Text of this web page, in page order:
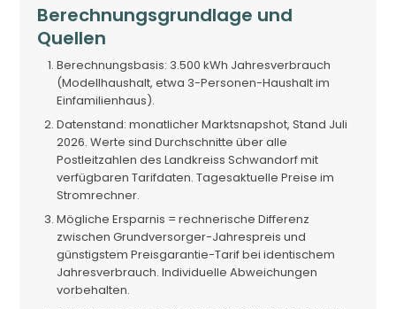
Berechnungsgrundlage und
Quellen
Berechnungsbasis: 3.500 kWh Jahresverbrauch
(Modellhaushalt, etwa 3-Personen-Haushalt im
Einfamilienhaus).
Datenstand: monatlicher Marktsnapshot, Stand Juli
2026. Werte sind Durchschnitte über alle
Postleitzahlen des Landkreiss Schwandorf mit
verfügbaren Tarifdaten. Tagesaktuelle Preise im
Stromrechner.
Mögliche Ersparnis = rechnerische Differenz
zwischen Grundversorger-Jahrespreis und
günstigstem Preisgarantie-Tarif bei identischem
Jahresverbrauch. Individuelle Abweichungen
vorbehalten.